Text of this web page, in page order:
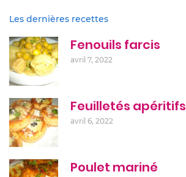
Les dernières recettes
Fenouils farcis
avril 7, 2022
Feuilletés apéritifs
avril 6, 2022
Poulet mariné